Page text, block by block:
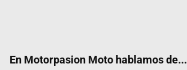
En Motorpasion Moto hablamos de...